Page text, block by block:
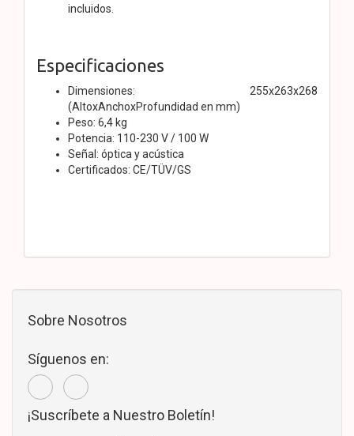
incluidos.
Especificaciones
Dimensiones: 255x263x268
(AltoxAnchoxProfundidad en mm)
Peso: 6,4 kg
Potencia: 110-230 V / 100 W
Señal: óptica y acústica
Certificados: CE/TÜV/GS
Sobre Nosotros
Síguenos en:
¡Suscríbete a Nuestro Boletín!